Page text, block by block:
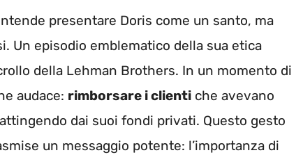
presentare Doris come un santo, ma
Un episodio emblematico della sua etica
della Lehman Brothers. In un momento di
audace: rimborsare i clienti che avevano
dai suoi fondi privati. Questo gesto
un messaggio potente: l’importanza di